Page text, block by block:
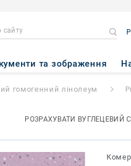
та зображення
- Primo LIGHT
гомогенний лінолеум
РОЗРАХУВАТИ ВУГЛЕЦЕВИЙ